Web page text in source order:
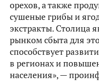
орехов, а также
сушеные грибы и
экстракты. Столица
рынком сбыта для
способствует
в регионах и
населения», —